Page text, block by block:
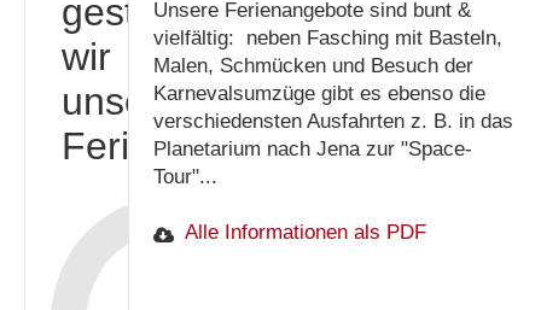
gestalten
wir
unsere
Ferien
Unsere Ferienangebote sind bunt &
vielfältig: neben Fasching mit Basteln,
Malen, Schmücken und Besuch der
Karnevalsumzüge gibt es ebenso die
verschiedensten Ausfahrten z. B. in das
Planetarium nach Jena zur "Space-
Tour"...
Alle Informationen als PDF